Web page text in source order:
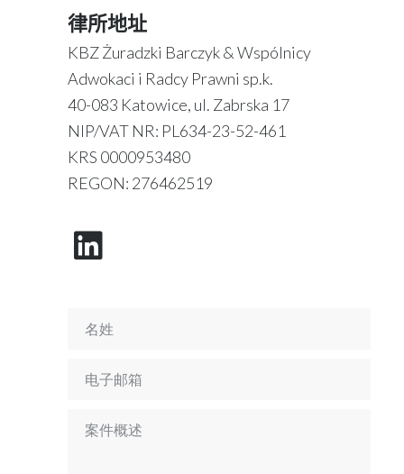
律所地址
KBZ Żuradzki Barczyk & Wspólnicy
Adwokaci i Radcy Prawni sp.k.
40-083 Katowice, ul. Zabrska 17
NIP/VAT NR: PL634-23-52-461
KRS 0000953480
REGON: 276462519